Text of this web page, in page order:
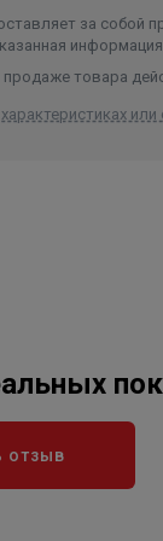
за собой
товара
или
отзыв